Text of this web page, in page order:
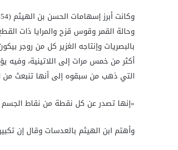
وحالة القمر وقوس قزح والمرايا ذات
بالبصريات وإنتاجه الغزير كل من روجر
أكثر من خمس مرات إلى اللاتينية، وفيه
التي ذهب من سبقوه إلى أنها تنبعث من
«إنها تصدر عن كل نقطة من نقاط الجسم
وأهتم ابن الهيثم بالعدسات وقال إن